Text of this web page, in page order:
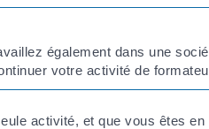
également dans une
votre activité de
activité, et que vous êtes